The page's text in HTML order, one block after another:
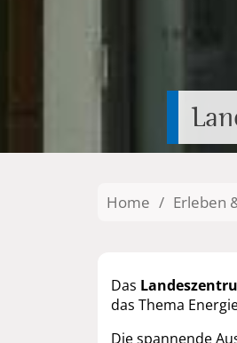
Home / Erleben
Das
das Thema
Die spannende